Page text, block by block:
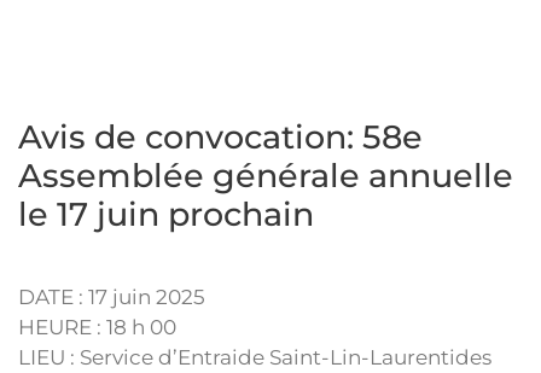
Avis de convocation: 58e
Assemblée générale annuelle
le 17 juin prochain
DATE : 17 juin 2025
HEURE : 18 h 00
LIEU : Service d’Entraide Saint-Lin-Laurentides